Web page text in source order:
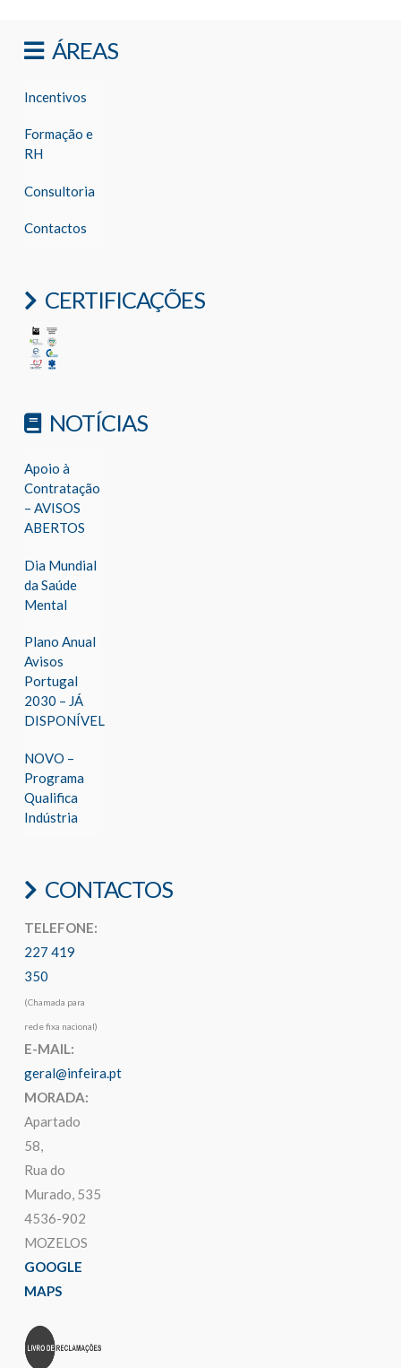
ÁREAS
Incentivos
Formação e
RH
Consultoria
Contactos
CERTIFICAÇÕES
NOTÍCIAS
Apoio à
Contratação
– AVISOS
ABERTOS
Dia Mundial
da Saúde
Mental
Plano Anual
Avisos
Portugal
2030 – JÁ
DISPONÍVEL
NOVO –
Programa
Qualifica
Indústria
CONTACTOS
TELEFONE:
227 419
350
(Chamada para
rede fixa nacional)
E-MAIL:
geral@infeira.pt
MORADA:
Apartado
58,
Rua do
Murado, 535
4536-902
MOZELOS
GOOGLE
MAPS